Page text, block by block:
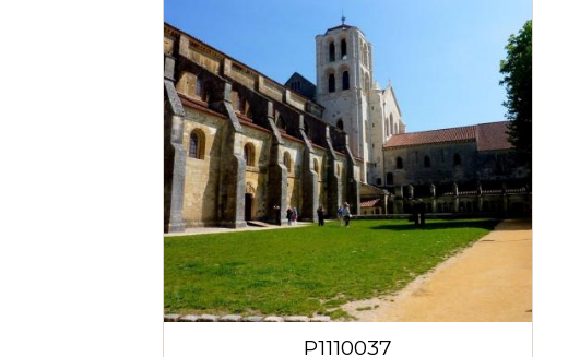
P1110037